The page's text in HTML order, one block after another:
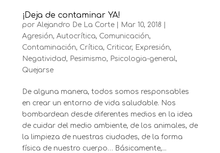
¡Deja de contaminar YA!
por Alejandro De La Corte| Mar 10, 2018
Agresión, Autocrítica, Comunicación,
Contaminación, Crítica, Criticar, Expresión,
Negatividad, Pesimismo, Psicologia-general,
Quejarse
De alguna manera, todos somos responsables
en crear un entorno de vida saludable. Nos
bombardean desde diferentes medios en la idea
de cuidar del medio ambiente, de los animales, de
la limpieza de nuestras ciudades, de la forma
física de nuestro cuerpo… Básicamente,...